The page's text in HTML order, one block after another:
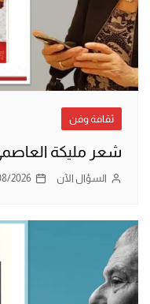
ثقافة وفن
شعر مليكة
السؤال الآن 2026